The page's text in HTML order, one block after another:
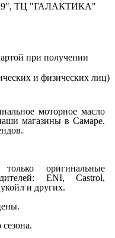
"29", ТЦ "ГАЛАКТИКА"
при получении
и физических лиц)
моторное масло
магазины в Самаре.
оригинальные
ENI, Castrol,
и других.